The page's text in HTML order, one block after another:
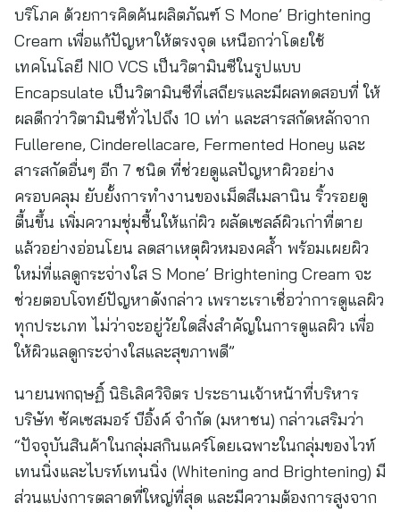
บริโภค ด้วยการคิดค้นผลิตภัณฑ์ S Mone’ Brightening
Cream เพื่อแก้ปัญหาให้ตรงจุด เหนือกว่าโดยใช้
เทคโนโลยี NIO VCS เป็นวิตามินซีในรูปแบบ
Encapsulate เป็นวิตามินซีที่เสถียรและมีผลทดสอบที่ ให้
ผลดีกว่าวิตามินซีทั่วไปถึง 10 เท่า และสารสกัดหลักจาก
Fullerene, Cinderellacare, Fermented Honey และ
สารสกัดอื่นๆ อีก 7 ชนิด ที่ช่วยดูแลปัญหาผิวอย่าง
ครอบคลุม ยับยั้งการทำงานของเม็ดสีเมลานิน ริ้วรอยดู
ตื้นขึ้น เพิ่มความชุ่มชื้นให้แก่ผิว ผลัดเซลล์ผิวเก่าที่ตาย
แล้วอย่างอ่อนโยน ลดสาเหตุผิวหมองคล้ำ พร้อมเผยผิว
ใหม่ที่แลดูกระจ่างใส S Mone’ Brightening Cream จะ
ช่วยตอบโจทย์ปัญหาดังกล่าว เพราะเราเชื่อว่าการดูแลผิว
ทุกประเภท ไม่ว่าจะอยู่วัยใดสิ่งสำคัญในการดูแลผิว เพื่อ
ให้ผิวแลดูกระจ่างใสและสุขภาพดี”
นายนพกฤษฏิ์ นิธิเลิศวิจิตร ประธานเจ้าหน้าที่บริหาร
บริษัท ซัคเซสมอร์ บีอิ้งค์ จำกัด (มหาชน) กล่าวเสริมว่า
“ปัจจุบันสินค้าในกลุ่มสกินแคร์โดยเฉพาะในกลุ่มของไวท์
เทนนิ่งและไบรท์เทนนิ่ง (Whitening and Brightening) มี
ส่วนแบ่งการตลาดที่ใหญ่ที่สุด และมีความต้องการสูงจาก